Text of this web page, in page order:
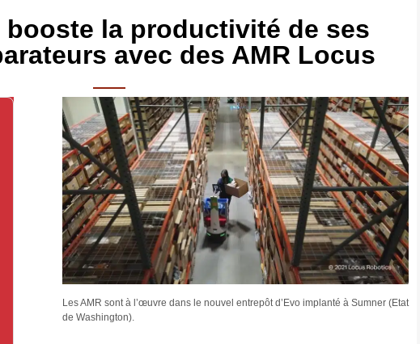
booste la productivité de ses
avec des AMR Locus
Les AMR sont à l’œuvre dans le nouvel entrepôt d’Evo implanté à Sumner (Etat
de Washington).